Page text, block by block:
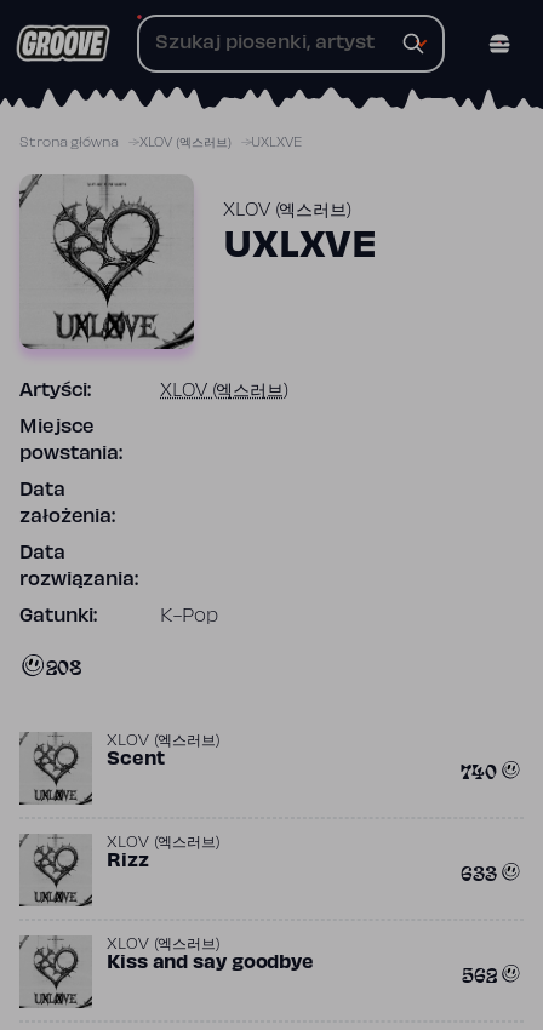
do
Strona główna XLOV (엑스러브) UXLXVE
XLOV (엑스러브)
UXLXVE
Artyści: XLOV (엑스러브)
Miejsce
powstania:
Data
założenia:
Data
rozwiązania:
Gatunki: K-Pop
208
XLOV (엑스러브)
Scent 740
XLOV (엑스러브)
Rizz 633
XLOV (엑스러브)
Kiss and say goodbye 562